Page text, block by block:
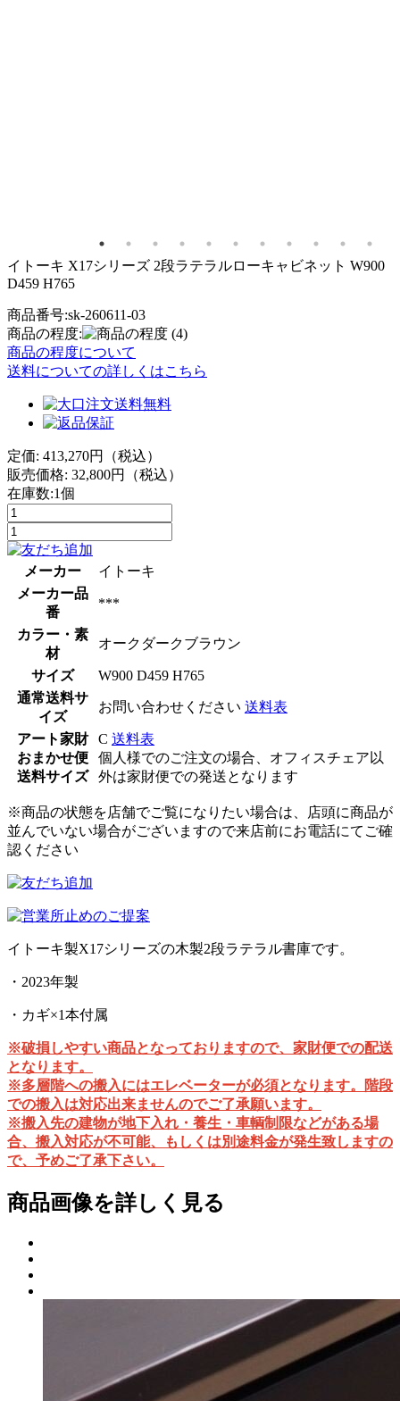
イトーキ X17シリーズ 2段ラテラルローキャビネット W900
D459 H765
商品番号:sk-260611-03
商品の程度:
(4)
商品の程度について
送料についての詳しくはこちら
定価: 413,270円（税込）
販売価格: 32,800円（税込）
在庫数:1個
メーカー
イトーキ
メーカー品
番
***
カラー・素
材
オークダークブラウン
サイズ
W900 D459 H765
通常送料サ
イズ
お問い合わせください 送料表
アート家財
おまかせ便
送料サイズ
C 送料表
個人様でのご注文の場合、オフィスチェア以
外は家財便での発送となります
※商品の状態を店舗でご覧になりたい場合は、店頭に商品が
並んでいない場合がございますので来店前にお電話にてご確
認ください
イトーキ製X17シリーズの木製2段ラテラル書庫です。
・2023年製
・カギ×1本付属
※破損しやすい商品となっておりますので、家財便での配送
となります。
※多層階への搬入にはエレベーターが必須となります。階段
での搬入は対応出来ませんのでご了承願います。
※搬入先の建物が地下入れ・養生・車輌制限などがある場
合、搬入対応が不可能、もしくは別途料金が発生致しますの
で、予めご了承下さい。
商品画像を詳しく見る